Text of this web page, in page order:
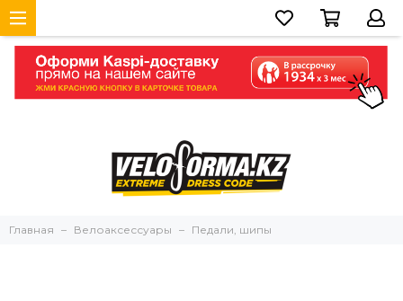
Главная Велоаксессуары Педали, шипы